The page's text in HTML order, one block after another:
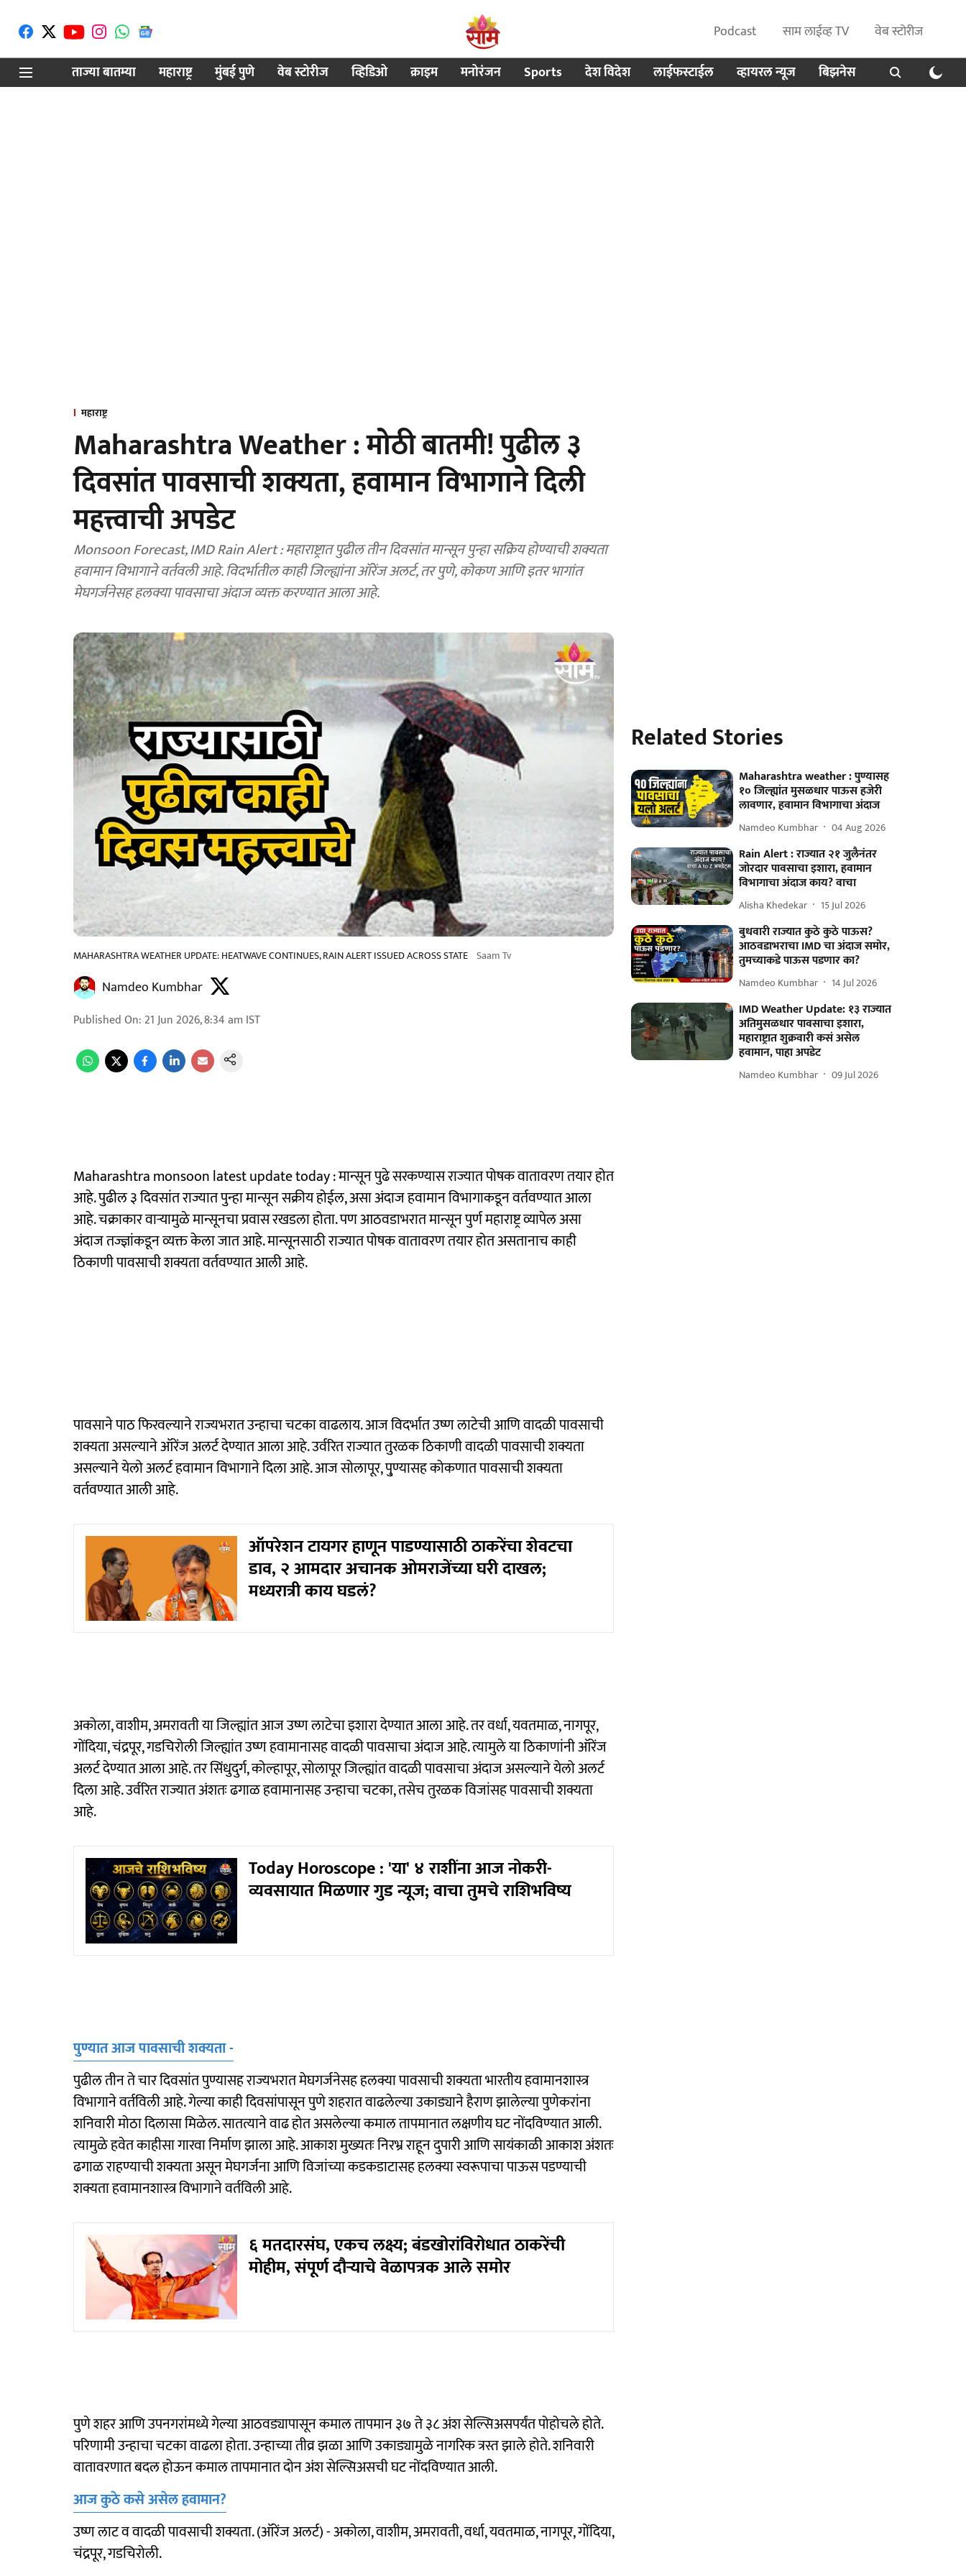
Podcast साम लाईव्ह TV
वेब स्टोरीज
ताज्या बातम्या
महाराष्ट्र मुंबई पुणे वेब स्टोरीज व्हिडिओ क्राइम मनोरंजन Sports देश विदेश लाईफस्टाईल व्हायरल न्यूज बिझनेस
महाराष्ट्र
Maharashtra Weather : मोठी बातमी! पुढील ३
दिवसांत पावसाची शक्यता, हवामान विभागाने दिली
महत्त्वाची अपडेट
Monsoon Forecast, IMD Rain Alert : महाराष्ट्रात पुढील तीन दिवसांत मान्सून पुन्हा सक्रिय होण्याची शक्यता
हवामान विभागाने वर्तवली आहे. विदर्भातील काही जिल्ह्यांना ऑरेंज अलर्ट, तर पुणे, कोकण आणि इतर भागांत
मेघगर्जनेसह हलक्या पावसाचा अंदाज व्यक्त करण्यात आला आहे.
MAHARASHTRA WEATHER UPDATE: HEATWAVE CONTINUES, RAIN ALERT ISSUED ACROSS STATE Saam Tv
Namdeo Kumbhar
Published On: 21 Jun 2026, 8:34 am IST
Maharashtra monsoon latest update today : मान्सून पुढे सरकण्यास राज्यात पोषक वातावरण तयार होत
आहे. पुढील ३ दिवसांत राज्यात पुन्हा मान्सून सक्रीय होईल, असा अंदाज हवामान विभागाकडून वर्तवण्यात आला
आहे. चक्राकार वाऱ्यामुळे मान्सूनचा प्रवास रखडला होता. पण आठवडाभरात मान्सून पुर्ण महाराष्ट्र व्यापेल असा
अंदाज तज्ज्ञांकडून व्यक्त केला जात आहे. मान्सूनसाठी राज्यात पोषक वातावरण तयार होत असतानाच काही
ठिकाणी पावसाची शक्यता वर्तवण्यात आली आहे.
पावसाने पाठ फिरवल्याने राज्यभरात उन्हाचा चटका वाढलाय. आज विदर्भात उष्ण लाटेची आणि वादळी पावसाची
शक्यता असल्याने ऑरेंज अलर्ट देण्यात आला आहे. उर्वरित राज्यात तुरळक ठिकाणी वादळी पावसाची शक्यता
असल्याने येलो अलर्ट हवामान विभागाने दिला आहे. आज सोलापूर, पु्ण्यासह कोकणात पावसाची शक्यता
वर्तवण्यात आली आहे.
ऑपरेशन टायगर हाणून पाडण्यासाठी ठाकरेंचा शेवटचा
डाव, २ आमदार अचानक ओमराजेंच्या घरी दाखल;
मध्यरात्री काय घडलं?
अकोला, वाशीम, अमरावती या जिल्ह्यांत आज उष्ण लाटेचा इशारा देण्यात आला आहे. तर वर्धा, यवतमाळ, नागपूर,
गोंदिया, चंद्रपूर, गडचिरोली जिल्ह्यांत उष्ण हवामानासह वादळी पावसाचा अंदाज आहे. त्यामुले या ठिकाणांनी ऑरेंज
अलर्ट देण्यात आला आहे. तर सिंधुदुर्ग, कोल्हापूर, सोलापूर जिल्ह्यांत वादळी पावसाचा अंदाज असल्याने येलो अलर्ट
दिला आहे. उर्वरित राज्यात अंशतः ढगाळ हवामानासह उन्हाचा चटका, तसेच तुरळक विजांसह पावसाची शक्यता
आहे.
Today Horoscope : 'या' ४ राशींना आज नोकरी-
व्यवसायात मिळणार गुड न्यूज; वाचा तुमचे राशिभविष्य
पुण्यात आज पावसाची शक्यता -
पुढील तीन ते चार दिवसांत पुण्यासह राज्यभरात मेघगर्जनेसह हलक्या पावसाची शक्यता भारतीय हवामानशास्त्र
विभागाने वर्तविली आहे. गेल्या काही दिवसांपासून पुणे शहरात वाढलेल्या उकाड्याने हैराण झालेल्या पुणेकरांना
शनिवारी मोठा दिलासा मिळेल. सातत्याने वाढ होत असलेल्या कमाल तापमानात लक्षणीय घट नोंदविण्यात आली.
त्यामुळे हवेत काहीसा गारवा निर्माण झाला आहे. आकाश मुख्यतः निरभ्र राहून दुपारी आणि सायंकाळी आकाश अंशतः
ढगाळ राहण्याची शक्यता असून मेघगर्जना आणि विजांच्या कडकडाटासह हलक्या स्वरूपाचा पाऊस पडण्याची
शक्यता हवामानशास्त्र विभागाने वर्तविली आहे.
६ मतदारसंघ, एकच लक्ष्य; बंडखोरांविरोधात ठाकरेंची
मोहीम, संपूर्ण दौऱ्याचे वेळापत्रक आले समोर
पुणे शहर आणि उपनगरांमध्ये गेल्या आठवड्यापासून कमाल तापमान ३७ ते ३८ अंश सेल्सिअसपर्यंत पोहोचले होते.
परिणामी उन्हाचा चटका वाढला होता. उन्हाच्या तीव्र झळा आणि उकाड्यामुळे नागरिक त्रस्त झाले होते. शनिवारी
वातावरणात बदल होऊन कमाल तापमानात दोन अंश सेल्सिअसची घट नोंदविण्यात आली.
आज कुठे कसे असेल हवामान?
उष्ण लाट व वादळी पावसाची शक्यता. (ऑरेंज अलर्ट) - अकोला, वाशीम, अमरावती, वर्धा, यवतमाळ, नागपूर, गोंदिया,
चंद्रपूर, गडचिरोली.
Related Stories
Maharashtra weather : पुण्यासह
१० जिल्ह्यांत मुसळधार पाऊस हजेरी
लावणार, हवामान विभागाचा अंदाज
Namdeo Kumbhar 04 Aug 2026
Rain Alert : राज्यात २१ जुलैनंतर
जोरदार पावसाचा इशारा, हवामान
विभागाचा अंदाज काय? वाचा
Alisha Khedekar 15 Jul 2026
बुधवारी राज्यात कुठे कुठे पाऊस?
आठवडाभराचा IMD चा अंदाज समोर,
तुमच्याकडे पाऊस पडणार का?
Namdeo Kumbhar 14 Jul 2026
IMD Weather Update: १३ राज्यात
अतिमुसळधार पावसाचा इशारा,
महाराष्ट्रात शुक्रवारी कसं असेल
हवामान, पाहा अपडेट
Namdeo Kumbhar 09 Jul 2026